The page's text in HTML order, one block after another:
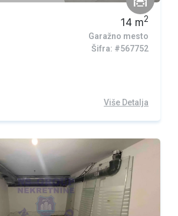
14 m2
Garažno mesto
Šifra: #567752
Više Detalja